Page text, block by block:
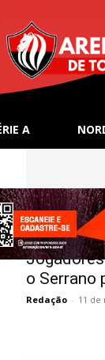
A
Notícias
o Serrano
Redação - 11 de